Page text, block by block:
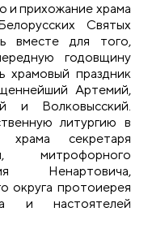
и прихожание храма
Святых
вместе для того,
годовщину
храмовый праздник
Артемий,
и Волковысский.
литургию в
храма секретаря
митрофорного
Ненартовича,
округа протоиерея
и настоятелей